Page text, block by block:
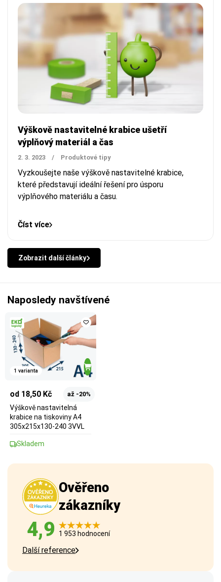
Výškově nastavitelné krabice ušetří
výplňový materiál a čas
2. 3. 2023 / Produktové tipy
Vyzkoušejte naše výškově nastavitelné krabice,
které představují ideální řešení pro úsporu
výplňového materiálu a času.
Číst více
Zobrazit další články
Naposledy navštívené
1 varianta
od 18,50 Kč až -20%
Výškově nastavitelná
krabice na tiskoviny A4
305x215x130-240 3VVL
Skladem
Ověřeno
zákazníky
4,9 1 953 hodnocení
Další reference